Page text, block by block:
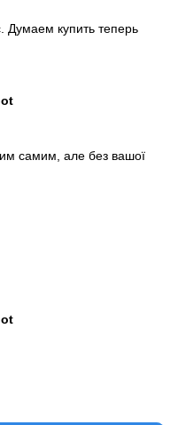
Думаем купить теперь
самим, але без вашої